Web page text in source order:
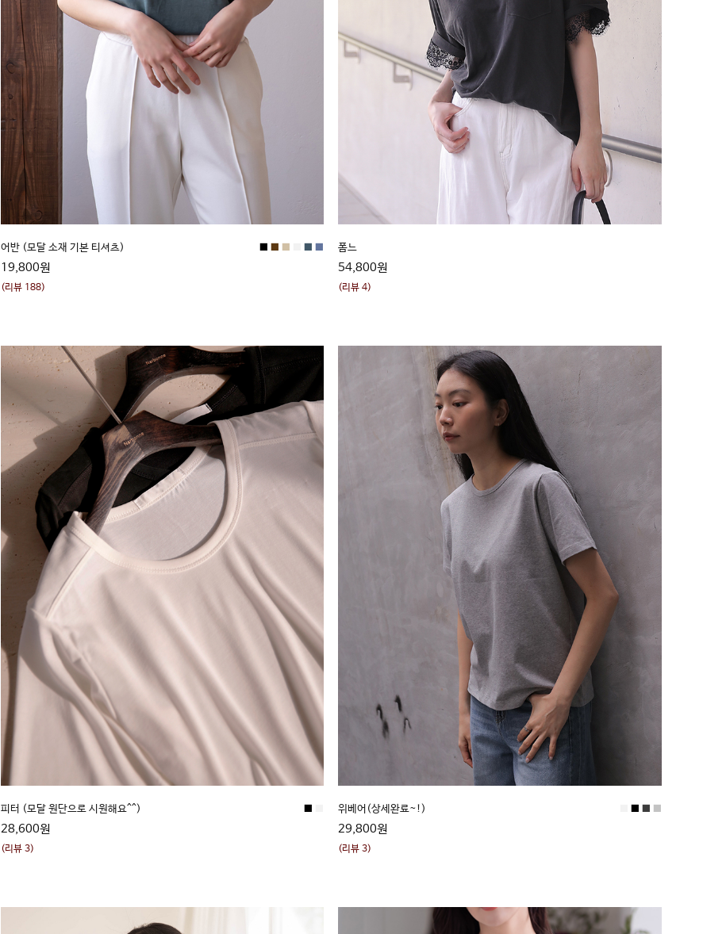
어반 (모달 소재 기본 티셔츠)
19,800원
■ ■ ■ ■ ■
(리뷰 188)
폼느
54,800원
(리뷰 4)
피터 (모달 원단으로 시원해요^^)
28,600원
(리뷰 3)
위베어(상세완료~!)
29,800원
(리뷰 3)